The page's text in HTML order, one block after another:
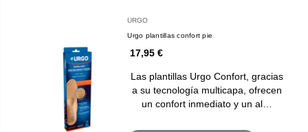
URGO
Urgo plantillas confort pie
17,95 €
Las plantillas Urgo Confort, gracias
a su tecnología multicapa, ofrecen
un confort inmediato y un al…